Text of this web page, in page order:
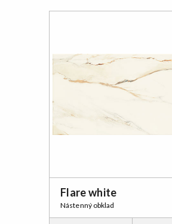
Flare white
Nástenný obklad